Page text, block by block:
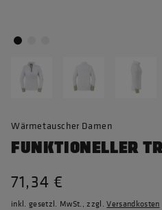
Wärmetauscher Damen
FUNKTIONELLER
71,34 €
inkl. gesetzl. MwSt., zzgl.Versandkosten